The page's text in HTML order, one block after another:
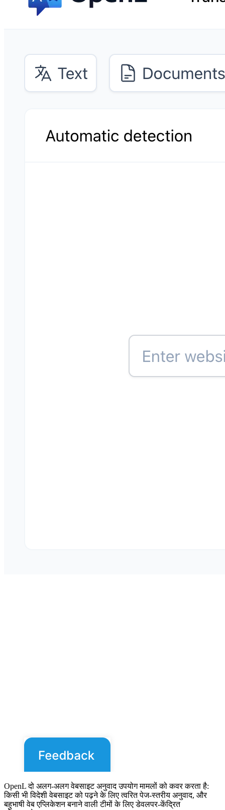
OpenL दो अलग-अलग वेबसाइट अनुवाद उपयोग मामलों को कवर करता है:
किसी भी विदेशी वेबसाइट को पढ़ने के लिए त्वरित पेज-स्तरीय अनुवाद, और
बहुभाषी वेब एप्लिकेशन बनाने वाली टीमों के लिए डेवलपर-केंद्रित